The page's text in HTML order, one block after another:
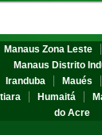
Manaus Zona Leste
Manaus Distrito
Iranduba Maués
Humaitá
do Acre